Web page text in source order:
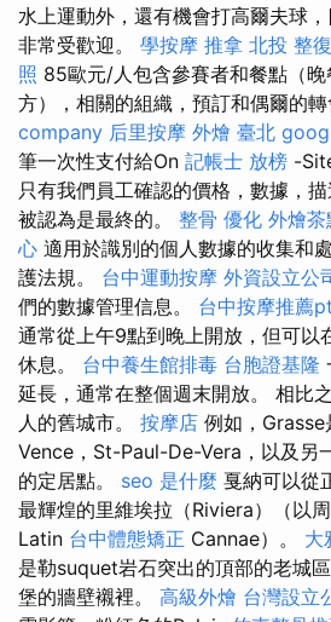
水上運動外，還有機會打高爾夫球
非常受歡迎。 學按摩 推拿 北投 整復
照 85歐元/人包含參賽者和餐點（
方），相關的組織，預訂和偶爾的轉
company 后里按摩 外燴 臺北
筆一次性支付給On 記帳士 放榜 -
只有我們員工確認的價格，數據，
被認為是最終的。 整骨 優化 外燴茶
心 適用於識別的個人數據的收集和
護法規。 台中運動按摩 外資設立公
們的數據管理信息。 台中按摩推薦
通常從上午9點到晚上開放，但可以
休息。 台中養生館排毒 台胞證基隆
延長，通常在整個週末開放。 相比
人的舊城市。 按摩店 例如，Grasse
Vence，St-Paul-De-Vera，以及另
的定居點。 seo 是什麼 戛納可以從
最輝煌的里維埃拉（Riviera）（以
Latin 台中體態矯正 Cannae）。 大
是勒suquet岩石突出的頂部的老城
堡的牆壁襯裡。 高級外燴 台灣設立